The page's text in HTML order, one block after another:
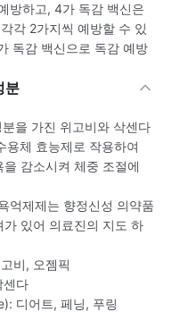
방하고, 4가 독감 백신은
각 2가지씩 예방할 수 있
독감 백신으로 독감 예방
분
을 가진 위고비와 삭센다
용체 효능제로 작용하여
감소시켜 체중 조절에
억제제는 향정신성 의약품
있어 의료진의 지도 하
비, 오젬픽
센다
디어트, 페닝, 푸링